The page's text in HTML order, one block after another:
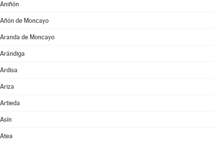
Aniñón
Añón de Moncayo
Aranda de Moncayo
Arándiga
Ardisa
Ariza
Artieda
Asín
Atea